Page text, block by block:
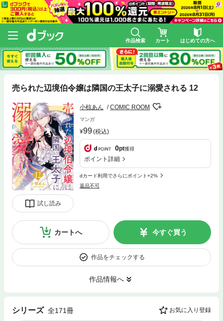
作品検索 カート はじめての方へ
売られた辺境伯令嬢は隣国の王太子に溺愛される 12
試し読み
小椋あん COMIC ROOM
マンガ
99(税込)
0pt獲得
ポイント詳細
dカード利用でさらにポイント+2%
返品不可
カートへ 今すぐ買う
作品をチェックする
作品情報へ
シリーズ 全171冊 お気に入り登録